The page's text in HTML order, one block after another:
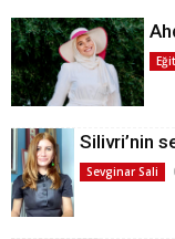
Silivri’nin
Sevginar Sali